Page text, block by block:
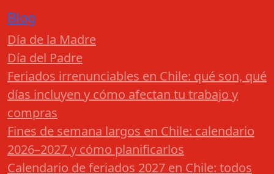
Blog
Día de la Madre
Día del Padre
Feriados irrenunciables en Chile: qué son, qué
días incluyen y cómo afectan tu trabajo y
compras
Fines de semana largos en Chile: calendario
2026–2027 y cómo planificarlos
Calendario de feriados 2027 en Chile: todos